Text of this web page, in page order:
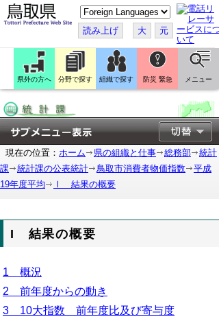
こ
の
ペ
ー
ジ
翻
訳
す
読み上げ 大 元
県外の方へ 分野で探す 組織で探す 防災 緊急 メニュー
現在の位置： ホーム 県の組織と仕事 総務部
統計
課
統計課の公表統計 鳥取市消費者物価指数
平成
19年度平均
Ⅰ 結果の概要
I 結果の概要
1 概況
2 前年度からの動き
3 10大指数 前年度比及び寄与度